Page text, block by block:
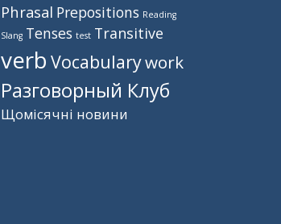
Phrasal Prepositions Reading
Slang Tenses test Transitive
verb Vocabularywork
Разговорный Клуб
Щомісячні новини